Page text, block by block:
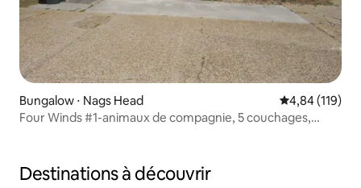
Bungalow ⋅ Nags Head Évaluation
4,84 (119)
Four Winds #1-animaux de compagnie, 5 couchages,
Destinations à découvrir